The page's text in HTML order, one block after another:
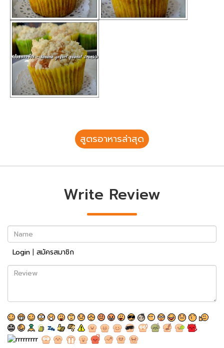
สูตรอาหารล่าสุด
Write Review
Name
Login | สมัครสมาชิก
Review